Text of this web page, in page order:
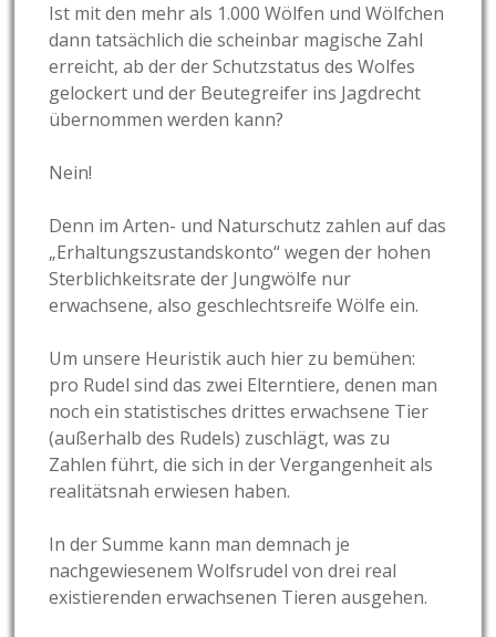
Ist mit den mehr als 1.000 Wölfen und Wölfchen
dann tatsächlich die scheinbar magische Zahl
erreicht, ab der der Schutzstatus des Wolfes
gelockert und der Beutegreifer ins Jagdrecht
übernommen werden kann?
Nein!
Denn im Arten- und Naturschutz zahlen auf das
„Erhaltungszustandskonto“ wegen der hohen
Sterblichkeitsrate der Jungwölfe nur
erwachsene, also geschlechtsreife Wölfe ein.
Um unsere Heuristik auch hier zu bemühen:
pro Rudel sind das zwei Elterntiere, denen man
noch ein statistisches drittes erwachsene Tier
(außerhalb des Rudels) zuschlägt, was zu
Zahlen führt, die sich in der Vergangenheit als
realitätsnah erwiesen haben.
In der Summe kann man demnach je
nachgewiesenem Wolfsrudel von drei real
existierenden erwachsenen Tieren ausgehen.